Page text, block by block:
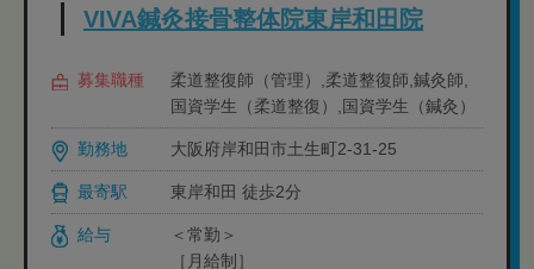
VIVA鍼灸接骨整体院東岸和田院
募集職種
柔道整復師（管理）,柔道整復師,鍼灸師,
国資学生（柔道整復）,国資学生（鍼灸）
勤務地 大阪府岸和田市土生町2-31-25
最寄駅 東岸和田 徒歩2分
給与
＜常勤＞
［月給制］